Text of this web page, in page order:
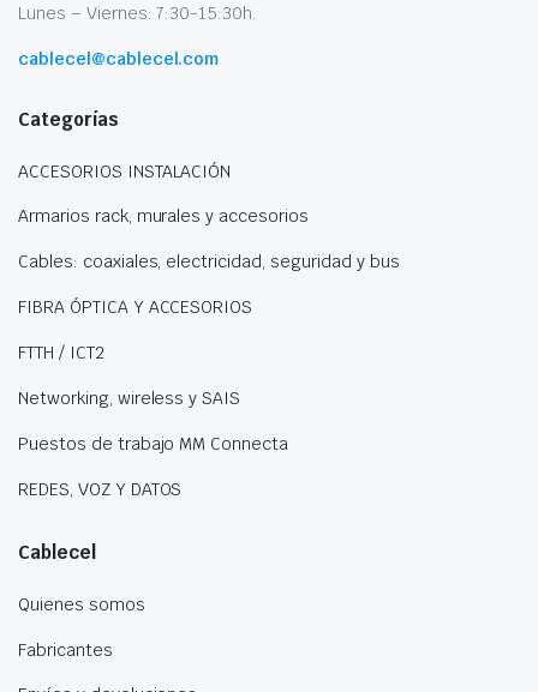
Lunes – Viernes: 7:30-15:30h.
cablecel@cablecel.com
Categorías
ACCESORIOS INSTALACIÓN
Armarios rack, murales y accesorios
Cables: coaxiales, electricidad, seguridad y bus
FIBRA ÓPTICA Y ACCESORIOS
FTTH / ICT2
Networking, wireless y SAIS
Puestos de trabajo MM Connecta
REDES, VOZ Y DATOS
Cablecel
Quienes somos
Fabricantes